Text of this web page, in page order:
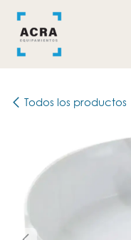
Todos los productos